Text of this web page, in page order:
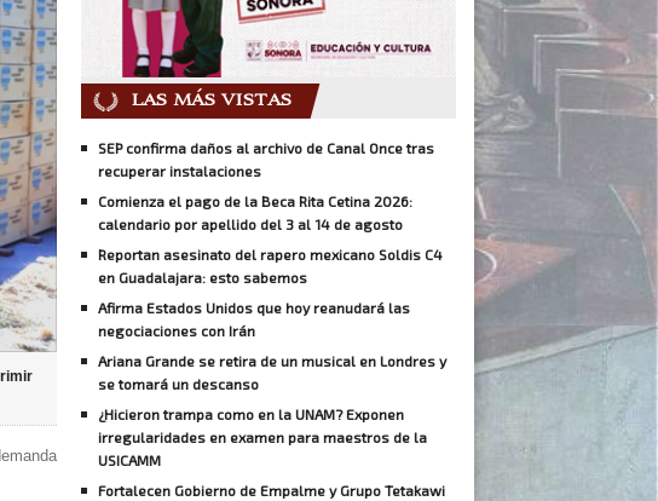
LAS MÁS VISTAS
SEP confirma daños al archivo de Canal Once tras
recuperar instalaciones
Comienza el pago de la Beca Rita Cetina 2026:
calendario por apellido del 3 al 14 de agosto
Reportan asesinato del rapero mexicano Soldis C4
en Guadalajara: esto sabemos
Afirma Estados Unidos que hoy reanudará las
negociaciones con Irán
Ariana Grande se retira de un musical en Londres y
se tomará un descanso
¿Hicieron trampa como en la UNAM? Exponen
irregularidades en examen para maestros de la
USICAMM
Fortalecen Gobierno de Empalme y Grupo Tetakawi